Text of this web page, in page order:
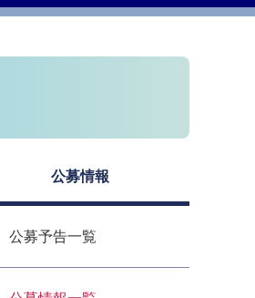
公募情報
公募予告一覧